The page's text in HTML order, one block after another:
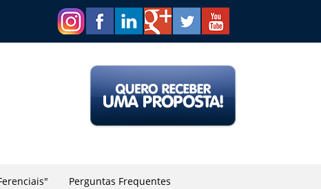
Perguntas Frequentes